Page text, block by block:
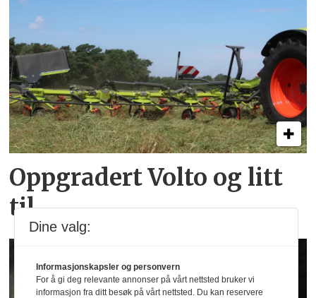
Oppgradert Volto og litt
til
Dine valg:
Informasjonskapsler og personvern
For å gi deg relevante annonser på vårt nettsted bruker vi
informasjon fra ditt besøk på vårt nettsted. Du kan reservere